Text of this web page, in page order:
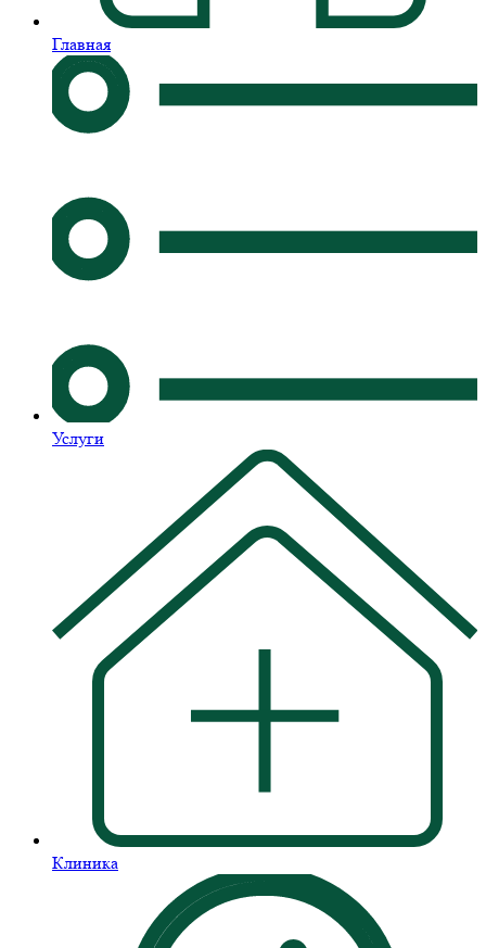
Главная
Услуги
Клиника